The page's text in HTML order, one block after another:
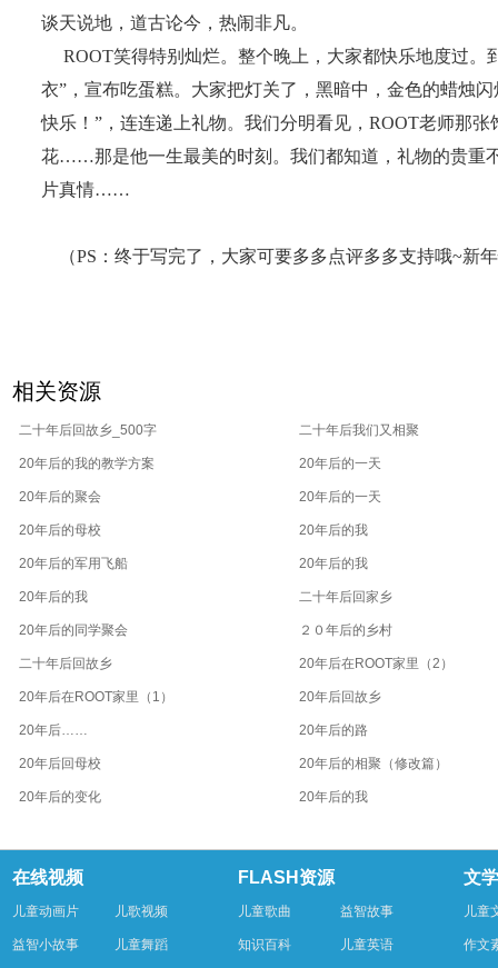
谈天说地，道古论今，热闹非凡。
ROOT笑得特别灿烂。整个晚上，大家都快乐地度过。
衣”，宣布吃蛋糕。大家把灯关了，黑暗中，金色的蜡烛
快乐！”，连连递上礼物。我们分明看见，ROOT老师那
花……那是他一生最美的时刻。我们都知道，礼物的贵重
片真情……
（PS：终于写完了，大家可要多多点评多多支持哦~新
相关资源
二十年后回故乡_500字 二十年后我们又相聚
20年后的我的教学方案 20年后的一天
20年后的聚会 20年后的一天
20年后的母校 20年后的我
20年后的军用飞船 20年后的我
20年后的我 二十年后回家乡
20年后的同学聚会 ２０年后的乡村
二十年后回故乡 20年后在ROOT家里（2）
20年后在ROOT家里（1） 20年后回故乡
20年后…… 20年后的路
20年后回母校 20年后的相聚（修改篇）
20年后的变化 20年后的我
在线视频
儿童动画片 儿歌视频
益智小故事 儿童舞蹈
FLASH资源
儿童歌曲 益智故事
知识百科 儿童英语
文
儿童
作文